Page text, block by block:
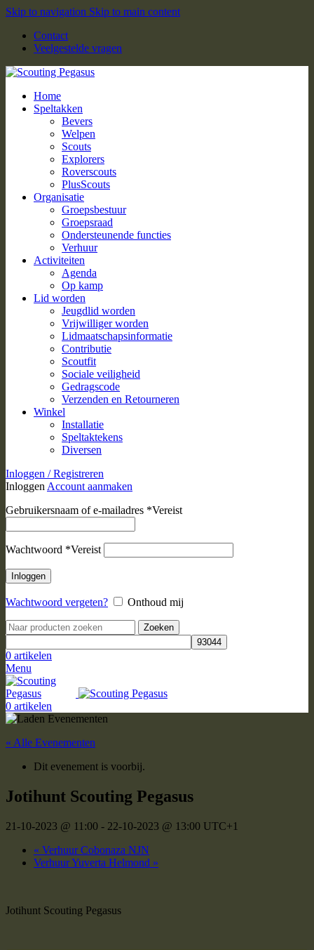
Skip to navigation Skip to main content
Contact
Veelgestelde vragen
Home
Speltakken
Bevers
Welpen
Scouts
Explorers
Roverscouts
PlusScouts
Organisatie
Groepsbestuur
Groepsraad
Ondersteunende functies
Verhuur
Activiteiten
Agenda
Op kamp
Lid worden
Jeugdlid worden
Vrijwilliger worden
Lidmaatschapsinformatie
Contributie
Scoutfit
Sociale veiligheid
Gedragscode
Verzenden en Retourneren
Winkel
Installatie
Speltaktekens
Diversen
Inloggen / Registreren
Inloggen Account aanmaken
Gebruikersnaam of e-mailadres *Vereist
Wachtwoord *Vereist
Inloggen
Wachtwoord vergeten? Onthoud mij
Zoeken
0 artikelen
Menu
0 artikelen
« Alle Evenementen
Dit evenement is voorbij.
Jotihunt Scouting Pegasus
21-10-2023 @ 11:00 - 22-10-2023 @ 13:00 UTC+1
« Verhuur Cobonaza NJN
Verhuur Yuverta Helmond »
Jotihunt Scouting Pegasus